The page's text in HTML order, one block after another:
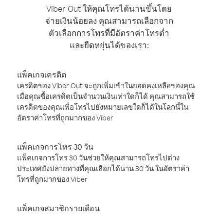
Viber Out ให้คุณโทรได้นานขึ้นโดย
จ่ายเงินน้อยลง คุณสามารถเลือกจาก
ตัวเลือกการโทรที่มีอัตราค่าโทรต่ำ
และยืดหยุ่นได้ของเรา:
แพ็คเกจเครดิต
เครดิตของ Viber Out จะถูกเพิ่มเข้าในยอดคงเหลือของคุณ
เมื่อคุณซื้อเครดิตเป็นจำนวนเงินเท่าใดก็ได้ คุณสามารถใช้
เครดิตของคุณเพื่อโทรไปยังหมายเลขใดก็ได้ในโลกนี้ใน
อัตราค่าโทรที่ถูกมากของ Viber
แพ็คเกจการโทร 30 วัน
แพ็คเกจการโทร 30 วันช่วยให้คุณสามารถโทรไปต่าง
ประเทศยังปลายทางที่คุณเลือกได้นาน 30 วัน ในอัตราค่า
โทรที่ถูกมากของ Viber
แพ็คเกจสมาชิกรายเดือน